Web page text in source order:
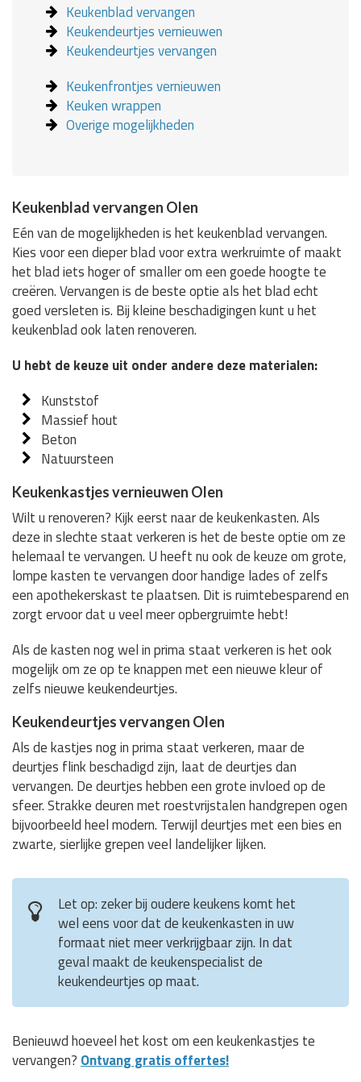
Keukenblad vervangen
Keukendeurtjes vernieuwen
Keukendeurtjes vervangen
Keukenfrontjes vernieuwen
Keuken wrappen
Overige mogelijkheden
Keukenblad vervangen Olen
Eén van de mogelijkheden is het keukenblad vervangen.
Kies voor een dieper blad voor extra werkruimte of maakt
het blad iets hoger of smaller om een goede hoogte te
creëren. Vervangen is de beste optie als het blad echt
goed versleten is. Bij kleine beschadigingen kunt u het
keukenblad ook laten renoveren.
U hebt de keuze uit onder andere deze materialen:
Kunststof
Massief hout
Beton
Natuursteen
Keukenkastjes vernieuwen Olen
Wilt u renoveren? Kijk eerst naar de keukenkasten. Als
deze in slechte staat verkeren is het de beste optie om ze
helemaal te vervangen. U heeft nu ook de keuze om grote,
lompe kasten te vervangen door handige lades of zelfs
een apothekerskast te plaatsen. Dit is ruimtebesparend en
zorgt ervoor dat u veel meer opbergruimte hebt!
Als de kasten nog wel in prima staat verkeren is het ook
mogelijk om ze op te knappen met een nieuwe kleur of
zelfs nieuwe keukendeurtjes.
Keukendeurtjes vervangen Olen
Als de kastjes nog in prima staat verkeren, maar de
deurtjes flink beschadigd zijn, laat de deurtjes dan
vervangen. De deurtjes hebben een grote invloed op de
sfeer. Strakke deuren met roestvrijstalen handgrepen ogen
bijvoorbeeld heel modern. Terwijl deurtjes met een bies en
zwarte, sierlijke grepen veel landelijker lijken.
Let op: zeker bij oudere keukens komt het
wel eens voor dat de keukenkasten in uw
formaat niet meer verkrijgbaar zijn. In dat
geval maakt de keukenspecialist de
keukendeurtjes op maat.
Benieuwd hoeveel het kost om een keukenkastjes te
vervangen? Ontvang gratis offertes!